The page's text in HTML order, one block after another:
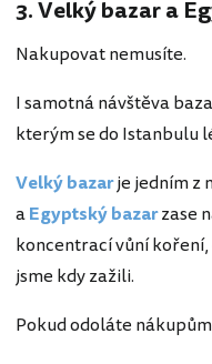
3. Velký bazar a
Nakupovat nemusíte.
I samotná návštěva
kterým se do Istanbulu
Velký bazarje jedním z
aEgyptský bazarzase
koncentrací vůní
jsme kdy zažili.
Pokud odoláte